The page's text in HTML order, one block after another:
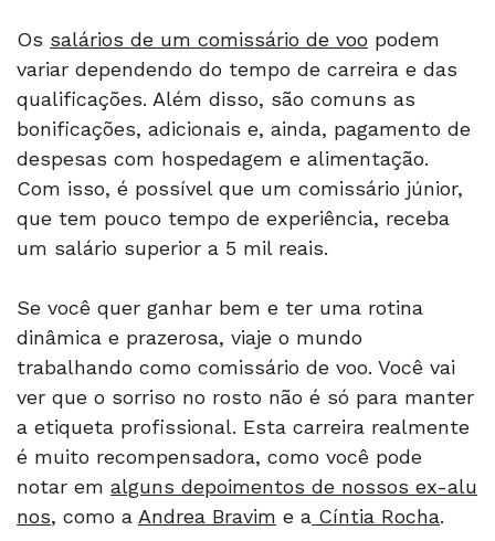
Os salários de um comissário de voo podem
variar dependendo do tempo de carreira e das
qualificações. Além disso, são comuns as
bonificações, adicionais e, ainda, pagamento de
despesas com hospedagem e alimentação.
Com isso, é possível que um comissário júnior,
que tem pouco tempo de experiência, receba
um salário superior a 5 mil reais.
Se você quer ganhar bem e ter uma rotina
dinâmica e prazerosa, viaje o mundo
trabalhando como comissário de voo. Você vai
ver que o sorriso no rosto não é só para manter
a etiqueta profissional. Esta carreira realmente
é muito recompensadora, como você pode
notar em alguns depoimentos de nossos ex-alu
nos, como a Andrea Bravim e a Cíntia Rocha.